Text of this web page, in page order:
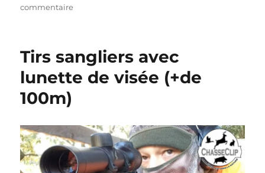
commentaires
i
e
s
s
e
Tirs sangliers avec
lunette de visée (+de
100m)